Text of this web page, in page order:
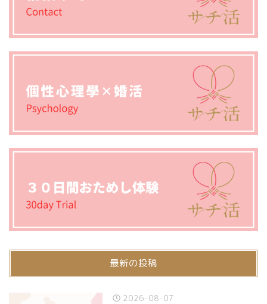
最新の投稿
2026-08-07